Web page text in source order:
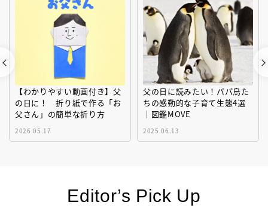
【わかりやすい動画付き】父
の日に！ 折り紙で作る「お
父さん」の簡単な折り方
2026.05.17
父の日に読みたい！パパ鳥た
ちの感動的な子育て生態4選
｜図鑑MOVE
2025.06.13
Editor’s Pick Up